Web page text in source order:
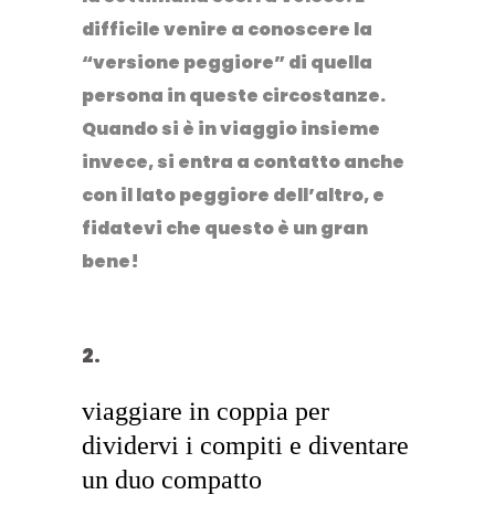
difficile venire a conoscere la
“versione peggiore” di quella
persona in queste circostanze.
Quando si è in viaggio insieme
invece, si entra a contatto anche
con il lato peggiore dell’altro, e
fidatevi che questo è un gran
bene!
viaggiare in coppia per
dividervi i compiti e diventare
un duo compatto